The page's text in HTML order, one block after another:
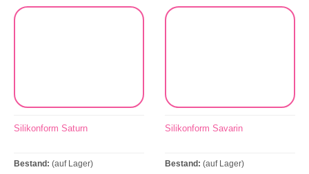
Silikonform Saturn
Bestand: (auf Lager)
Silikonform Savarin
Bestand: (auf Lager)